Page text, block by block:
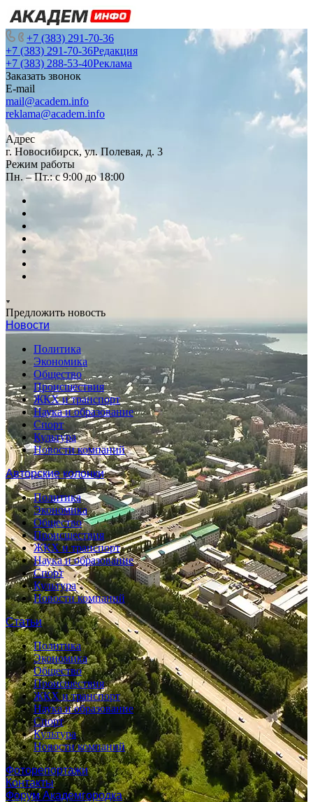
+7 (383) 291-70-36
+7 (383) 291-70-36Редакция
+7 (383) 288-53-40Реклама
Заказать звонок
E-mail
mail@academ.info
reklama@academ.info
Адрес
г. Новосибирск, ул. Полевая, д. 3
Режим работы
Пн. – Пт.: с 9:00 до 18:00
Предложить новость
Новости
Политика
Экономика
Общество
Происшествия
ЖКХ и транспорт
Наука и образование
Спорт
Культура
Новости компаний
Авторские колонки
Политика
Экономика
Общество
Происшествия
ЖКХ и транспорт
Наука и образование
Спорт
Культура
Новости компаний
Статьи
Политика
Экономика
Общество
Происшествия
ЖКХ и транспорт
Наука и образование
Спорт
Культура
Новости компаний
Фоторепортажи
Контакты
Форум Академгородка